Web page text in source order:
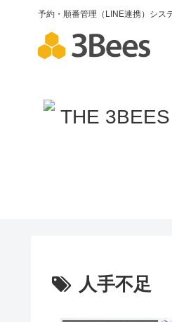
予約・順番管理（LINE連携）シス
人手不足